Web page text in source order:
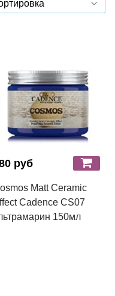
руб
Matt Ceramic
Cadence CS07
150мл